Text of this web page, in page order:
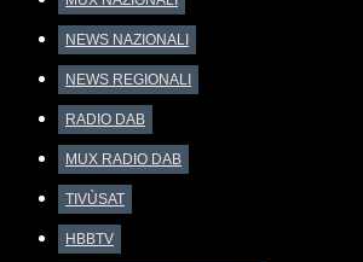
NEWS NAZIONALI
NEWS REGIONALI
RADIO DAB
MUX RADIO DAB
TIVÙSAT
HBBTV